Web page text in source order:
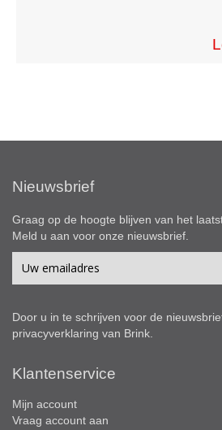
Nieuwsbrief
Graag op de hoogte blijven van het
Meld u aan voor onze nieuwsbrief.
Door u in te schrijven voor de
privacyverklaring van Brink.
Klantenservice
Mijn account
Vraag account aan